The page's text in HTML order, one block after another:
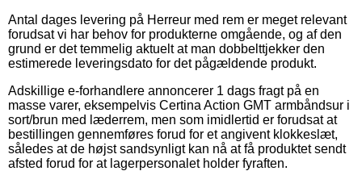
Antal dages levering på Herreur med rem er meget relevant
forudsat vi har behov for produkterne omgående, og af den
grund er det temmelig aktuelt at man dobbelttjekker den
estimerede leveringsdato for det pågældende produkt.
Adskillige e-forhandlere annoncerer 1 dags fragt på en
masse varer, eksempelvis Certina Action GMT armbåndsur i
sort/brun med læderrem, men som imidlertid er forudsat at
bestillingen gennemføres forud for et angivent klokkeslæt,
således at de højst sandsynligt kan nå at få produktet sendt
afsted forud for at lagerpersonalet holder fyraften.